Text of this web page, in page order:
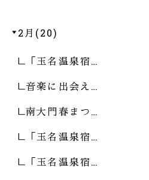
2月(20)
「玉名温泉宿…
音楽に出会え…
南大門春まつ…
「玉名温泉宿…
「玉名温泉宿…